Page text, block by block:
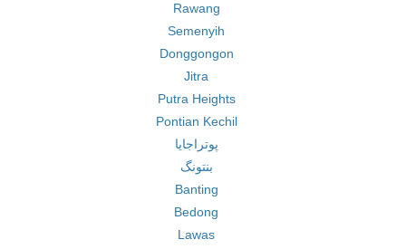
Rawang
Semenyih
Donggongon
Jitra
Putra Heights
Pontian Kechil
پوتراجایا
بنتونگ
Banting
Bedong
Lawas